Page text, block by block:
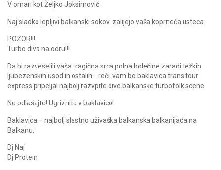
V omari kot Željko Joksimović
Naj sladko lepljivi balkanski sokovi zalijejo vaša koprneča usteca.
POZOR!!!
Turbo diva na odru!!!
Da bi razveselili vaša tragična srca polna bolečine zaradi težkih
ljubezenskih usod in ostalih… reči, vam bo baklavica trans tour
express pripeljal najbolj razvpite dive balkanske turbofolk scene.
Ne odlašajte! Ugriznite v baklavico!
Baklavica – najbolj slastno uživaška balkanska balkanijada na
Balkanu.
Dj Naj
Dj Protein